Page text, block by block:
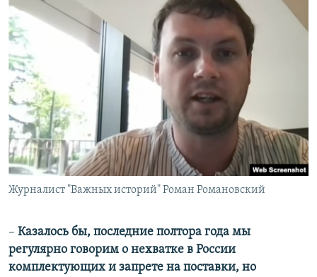
Журналист "Важных историй" Роман Романовский
– Казалось бы, последние полтора года мы
регулярно говорим о нехватке в России
комплектующих и запрете на поставки, но